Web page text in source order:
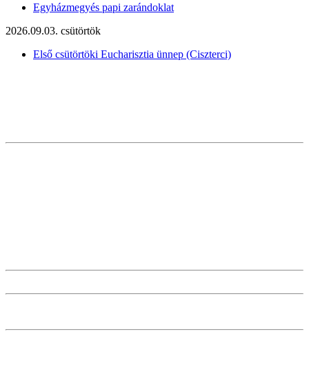
Egyházmegyés papi zarándoklat
2026.09.03. csütörtök
Első csütörtöki Eucharisztia ünnep (Ciszterci)